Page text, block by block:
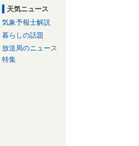
天気ニュース
気象予報士解説
暮らしの話題
放送局のニュース
特集